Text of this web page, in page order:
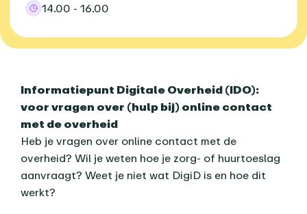
14.00 - 16.00
Over dit agenda-item
Informatiepunt Digitale Overheid (IDO):
voor vragen over (hulp bij) online contact
met de overheid
Heb je vragen over online contact met de
overheid? Wil je weten hoe je zorg- of huurtoeslag
aanvraagt? Weet je niet wat DigiD is en hoe dit
werkt?